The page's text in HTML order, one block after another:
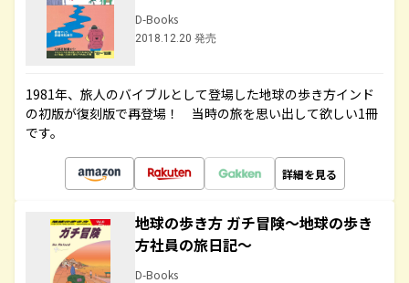
D-Books
2018.12.20 発売
1981年、旅人のバイブルとして登場した地球の歩き方インド
の初版が復刻版で再登場！ 当時の旅を思い出して欲しい1冊
です。
詳細を見る
地球の歩き方 ガチ冒険～地球の歩き
方社員の旅日記～
D-Books